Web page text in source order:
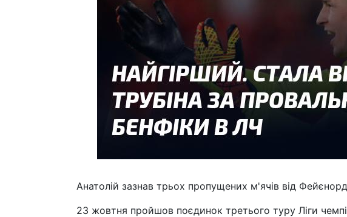
Анатолій зазнав трьох пропущених м'ячів від
23 жовтня пройшов поєдинок третього туру Ліги